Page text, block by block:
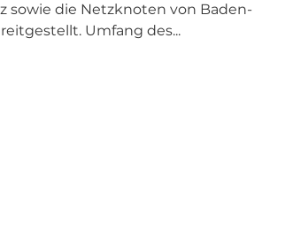
sowie die Netzknoten von Baden-
Umfang des...